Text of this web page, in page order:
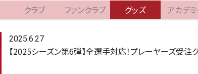
クラブ ファンクラブ グッズ アカデ
2025.6.27
【2025シーズン第6弾】全選手対応！プレーヤーズ受注